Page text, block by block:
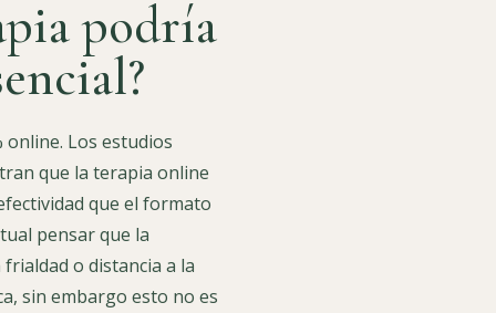
podría
online. Los estudios
que la terapia online
que el formato
pensar que la
o distancia a la
sin embargo esto no es